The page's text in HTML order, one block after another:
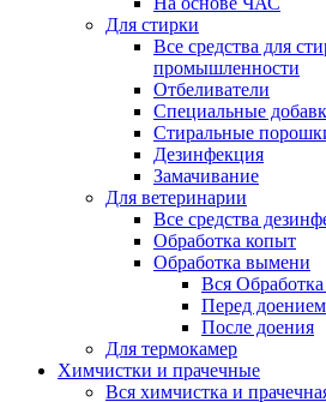
Для стирки
Все средства для
промышленности
Отбеливатели
Специальные
Стиральные
Дезинфекция
Замачивание
Для ветеринарии
Все средства
Обработка копыт
Обработка вымени
Вся
Перед доением
После доения
Для термокамер
Химчистки и прачечные
Вся химчистка и